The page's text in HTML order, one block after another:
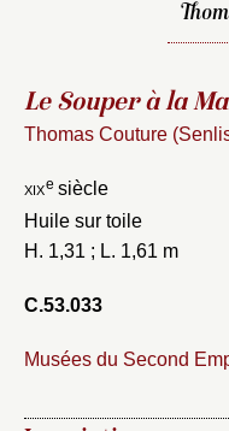
Le Souper à la
Thomas Couture
xixe siècle
Huile sur toile
H. 1,31 ; L. 1,61 m
C.53.033
Musées du Second